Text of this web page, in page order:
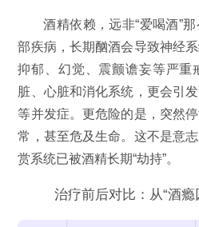
酒精依赖，远非“爱喝酒”
部疾病，长期酗酒会导致神经
抑郁、幻觉、震颤谵妄等严重
脏、心脏和消化系统，更会引
等并发症。更危险的是，突然
常，甚至危及生命。这不是意
赏系统已被酒精长期“劫持”。
治疗前后对比：从“酒瘾